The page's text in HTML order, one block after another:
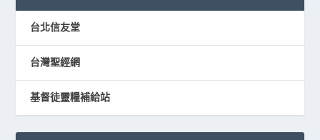
台北信友堂
台灣聖經網
基督徒靈糧補給站